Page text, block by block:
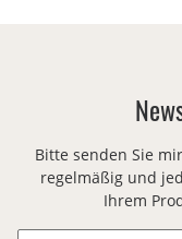
Bitte senden Sie
regelmäßig und
Ihrem